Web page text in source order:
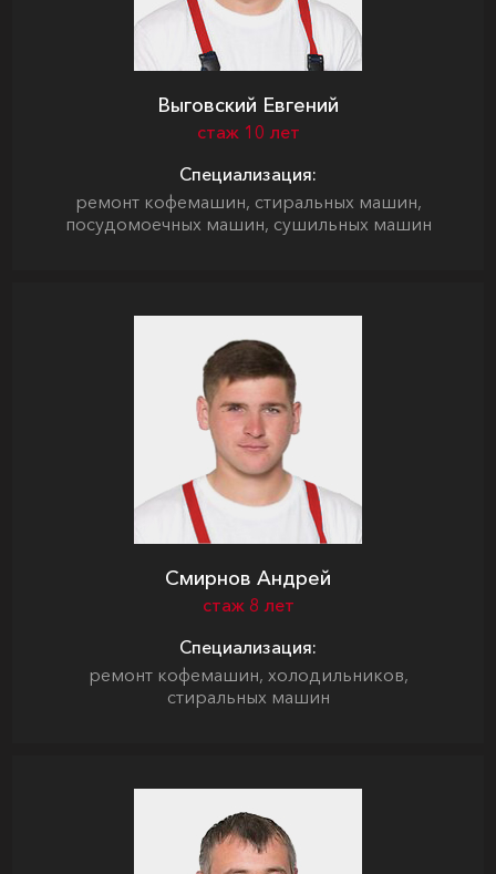
Выговский Евгений
стаж 10 лет
Специализация:
ремонт кофемашин, стиральных машин,
посудомоечных машин, сушильных машин
Смирнов Андрей
стаж 8 лет
Специализация:
ремонт кофемашин, холодильников,
стиральных машин